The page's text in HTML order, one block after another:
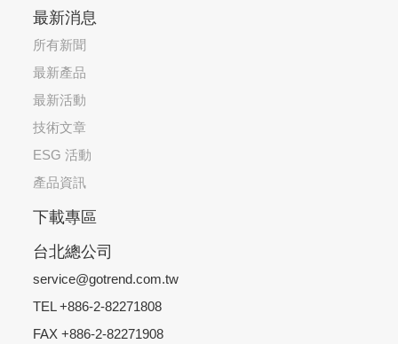
最新消息
所有新聞
最新產品
最新活動
技術文章
ESG 活動
產品資訊
下載專區
台北總公司
service@gotrend.com.tw
TEL +886-2-82271808
FAX +886-2-82271908